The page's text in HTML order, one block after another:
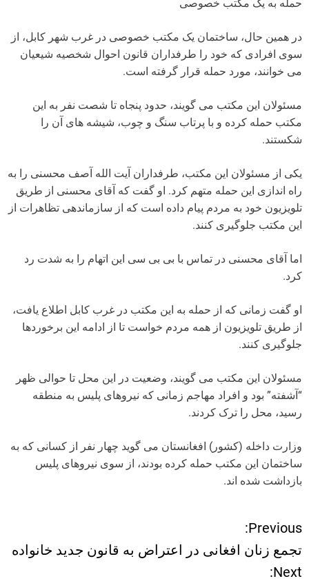
حمله به یک مکتب خصوصی
در همین حال، ساختمان یک مکتب خصوصی در غرب شهر کابل، از
سوی افرادی که خود را طرفداران قانون احوال شخصیه شیعیان
می خوانند، مورد حمله قرار گرفته است.
مسئولان این مکتب می گویند، حدود پنجاه تا شصت نفر به این
مکتب حمله کرده و با پرتاب سنگ و چوب، شیشه های آن را
شکستند.
یکی از مسئولان این مکتب، طرفداران آیت الله آصف محسنی را به
راه اندازی این حمله متهم کرد. او گفت که آقای محسنی از طریق
تلویزیون خود به مردم پیام داده است که از سازماندهی تظاهرات از
این مکتب جلوگیری کنند.
اما آقای محسنی در تماس با بی بی سی این اتهام را به شدت رد
کرد.
او گفت زمانی که از حمله به این مکتب در غرب کابل اطلاع یافت،
از طریق تلویزیون از همه مردم خواست تا از ادامه این برخوردها
جلوگیری کنند.
مسئولان این مکتب می گویند، وضعیت در این محل تا حوالی ظهر
“آشفته” بود و افراد مهاجم زمانی که نیروهای پلیس به منطقه
رسید، محل را ترک کردند.
وزارت داخله (کشور) افغانستان می گوید چهار نفر از کسانی که به
ساختمان این مکتب حمله کرده بودند، از سوی نیروهای پلیس
بازداشت شده اند.
ر
ا
Previous:
تجمع زنان افغانی در اعتراض به قانون جدید خانواده
Next: